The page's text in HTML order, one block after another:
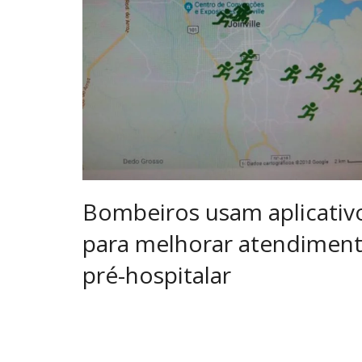
Bombeiros usam
para melhorar
pré-hospitalar